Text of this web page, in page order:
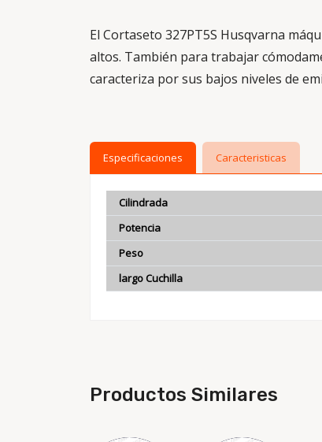
El Cortaseto 327PT5S Husqvarna
altos. También para trabajar
caracteriza por sus bajos niveles de
Especificaciones Caracteristicas
Cilindrada
Potencia
Peso
largo Cuchilla
Productos Similares